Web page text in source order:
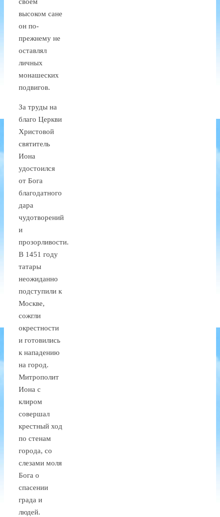
высоком сане
он по-
прежнему не
оставлял
личных
монашеских
подвигов.
За труды на
благо Церкви
Христовой
святитель
Иона
удостоился
от Бога
благодатного
дара
чудотворений
и
прозорливости.
В 1451 году
татары
неожиданно
подступили к
Москве,
сожгли
окрестности
и готовились
к нападению
на город.
Митрополит
Иона с
клиром
совершал
крестный ход
по стенам
города, со
слезами моля
Бога о
спасении
града и
людей.